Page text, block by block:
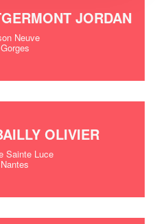
JORDAN
Neuve
OLIVIER
Sainte Luce